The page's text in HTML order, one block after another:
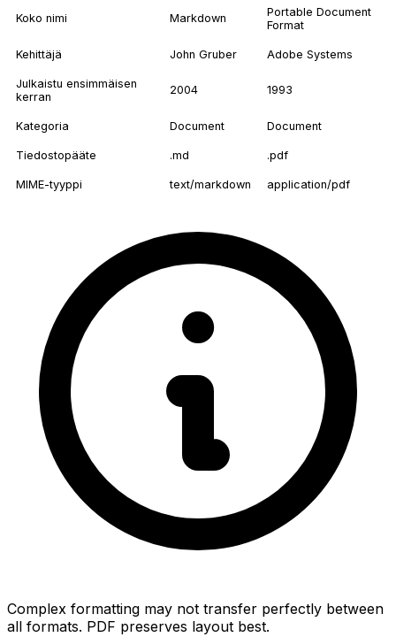
Koko nimi Markdown
Portable Document
Format
Kehittäjä John Gruber Adobe Systems
Julkaistu ensimmäisen
kerran
2004 1993
Kategoria Document Document
Tiedostopääte .md .pdf
MIME-tyyppi text/markdown application/pdf
Complex formatting may not transfer perfectly between
all formats. PDF preserves layout best.